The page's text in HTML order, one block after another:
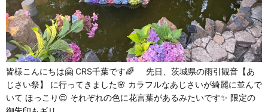
皆様こんにちは🤗 CRS千葉です🌈 先日、茨城県の雨引観音【あ
じさい祭】 に行ってきました🌸 カラフルなあじさいが綺麗に並んで
いて ほっこり😌 それぞれの色に花言葉があるみたいです✨ 限定の